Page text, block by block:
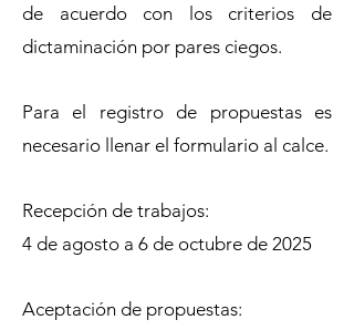
de acuerdo con los criterios de
dictaminación por pares ciegos.
Para el registro de propuestas es
necesario llenar el formulario al calce.
Recepción de trabajos:
4 de agosto a 6 de octubre de 2025
Aceptación de propuestas: